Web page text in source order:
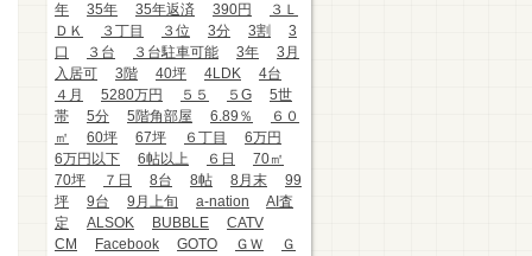
年
35年 35年返済 390円
３Ｌ
ＤＫ
３丁目 ３位 3分 3割
3
口
３台 ３台駐車可能 3年
3月
入居可
3階 40坪 4LDK
4台
４月
5280万円 ５５ ５G
5世
帯
5分 5階角部屋 6.89％
６０
㎡
60坪 67坪 ６丁目
6万円
6万円以下
6帖以上 ６日
70㎡
70坪
７日 8台 8帖 8月末
99
坪
9台 9月上旬 a-nation
AI査
定
ALSOK BUBBLE
CATV
CM
Facebook GOTO ＧＷ
Ｇ